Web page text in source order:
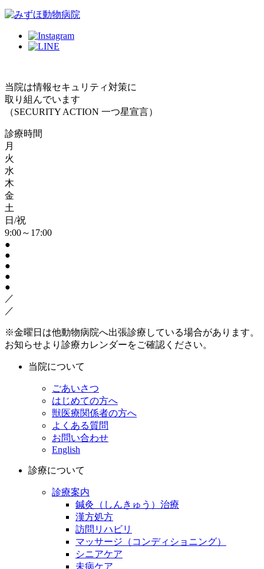
当院は情報セキュリティ対策に
取り組んでいます
（SECURITY ACTION 一つ星宣言）
診療時間
月
火
水
木
金
土
日/祝
9:00～17:00
●
●
●
●
●
／
／
※金曜日は他動物病院へ出張診療している場合があります。
お知らせより診療カレンダーをご確認ください。
当院について
ごあいさつ
はじめての方へ
獣医療関係者の方へ
よくある質問
お問い合わせ
English
診療について
診療案内
鍼灸（しんきゅう）治療
漢方処方
訪問リハビリ
マッサージ（コンディショニング）
シニアケア
未病ケア